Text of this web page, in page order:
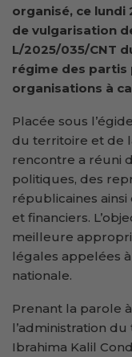
organisé, ce lundi
de vulgarisation
L/2025/035/CNT
régime des
organisations à
Placée sous
du territoire et de
rencontre a réuni
politiques, des
républicaines
et financiers.
meilleure
légales appelées
nationale.
Prenant la parole
l’administration
Ibrahima Kalil